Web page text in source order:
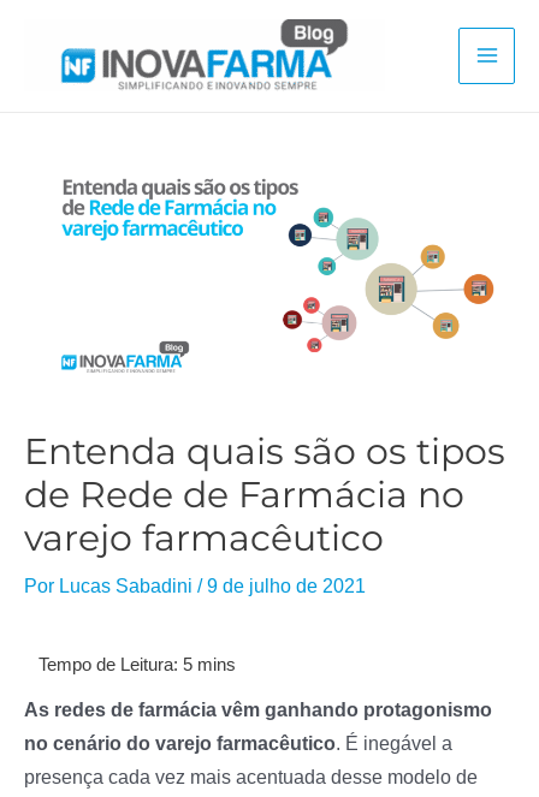
Main
Entenda quais são os tipos
de Rede de Farmácia no
varejo farmacêutico
Por Lucas Sabadini /9 de julho de 2021
As redes de farmácia vêm ganhando protagonismo
no cenário do varejo farmacêutico. É inegável a
presença cada vez mais acentuada desse modelo de